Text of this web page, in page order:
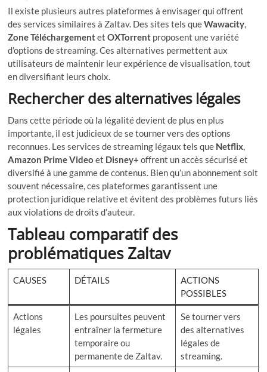
Il existe plusieurs autres plateformes à envisager qui offrent
des services similaires à Zaltav. Des sites tels queWawacity,
Zone TéléchargementetOXTorrent proposent une variété
d’options de streaming. Ces alternatives permettent aux
utilisateurs de maintenir leur expérience de visualisation, tout
en diversifiant leurs choix.
Rechercher des alternatives légales
Dans cette période où la légalité devient de plus en plus
importante, il est judicieux de se tourner vers des options
reconnues. Les services de streaming légaux tels que Netflix,
Amazon Prime Video et Disney+ offrent un accès sécurisé et
diversifié à une gamme de contenus. Bien qu’un abonnement soit
souvent nécessaire, ces plateformes garantissent une
protection juridique relative et évitent des problèmes futurs liés
aux violations de droits d’auteur.
Tableau comparatif des
problématiques Zaltav
CAUSES DÉTAILS
ACTIONS
POSSIBLES
Actions
légales
Les poursuites peuvent
entraîner la fermeture
temporaire ou
permanente de Zaltav.
Se tourner vers
des alternatives
légales de
streaming.